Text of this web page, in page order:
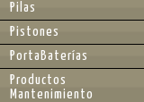
Pilas
Pistones
PortaBaterías
Productos
Mantenimiento